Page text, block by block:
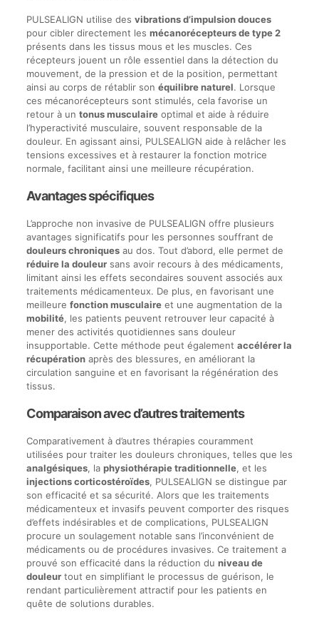
PULSEALIGN utilise des vibrations d’impulsion douces
pour cibler directement les mécanorécepteurs de type 2
présents dans les tissus mous et les muscles. Ces
récepteurs jouent un rôle essentiel dans la détection du
mouvement, de la pression et de la position, permettant
ainsi au corps de rétablir son équilibre naturel. Lorsque
ces mécanorécepteurs sont stimulés, cela favorise un
retour à un tonus musculaireoptimal et aide à réduire
l’hyperactivité musculaire, souvent responsable de la
douleur. En agissant ainsi, PULSEALIGN aide à relâcher les
tensions excessives et à restaurer la fonction motrice
normale, facilitant ainsi une meilleure récupération.
Avantages spécifiques
L’approche non invasive de PULSEALIGN offre plusieurs
avantages significatifs pour les personnes souffrant de
douleurs chroniquesau dos. Tout d’abord, elle permet de
réduire la douleursans avoir recours à des médicaments,
limitant ainsi les effets secondaires souvent associés aux
traitements médicamenteux. De plus, en favorisant une
meilleure fonction musculaireet une augmentation de la
mobilité, les patients peuvent retrouver leur capacité à
mener des activités quotidiennes sans douleur
insupportable. Cette méthode peut également accélérer la
récupérationaprès des blessures, en améliorant la
circulation sanguine et en favorisant la régénération des
tissus.
Comparaison avec d’autres traitements
Comparativement à d’autres thérapies couramment
utilisées pour traiter les douleurs chroniques, telles que les
analgésiques, la physiothérapie traditionnelle, et les
injections corticostéroïdes, PULSEALIGN se distingue par
son efficacité et sa sécurité. Alors que les traitements
médicamenteux et invasifs peuvent comporter des risques
d’effets indésirables et de complications, PULSEALIGN
procure un soulagement notable sans l’inconvénient de
médicaments ou de procédures invasives. Ce traitement a
prouvé son efficacité dans la réduction du niveau de
douleurtout en simplifiant le processus de guérison, le
rendant particulièrement attractif pour les patients en
quête de solutions durables.